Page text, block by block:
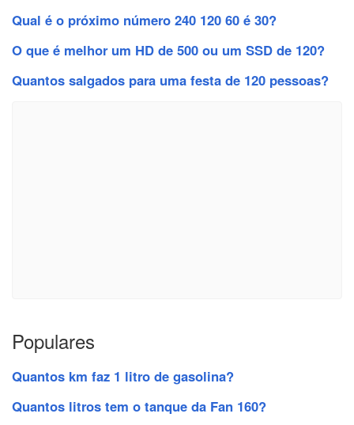
Qual é o próximo número 240 120 60 é 30?
O que é melhor um HD de 500 ou um SSD de 120?
Quantos salgados para uma festa de 120 pessoas?
Populares
Quantos km faz 1 litro de gasolina?
Quantos litros tem o tanque da Fan 160?